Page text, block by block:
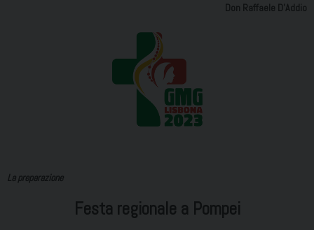
Don Raffaele D’Addio
La preparazione
Festa regionale a Pompei